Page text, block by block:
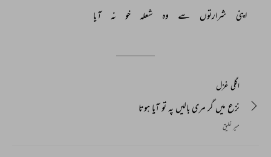
اپنی
شرارتوں سے وہ شعلہ خو نہ آیا
اگلی غزل
نزع میں گر مری بالیں پہ تو آیا ہوتا
میر خلیق